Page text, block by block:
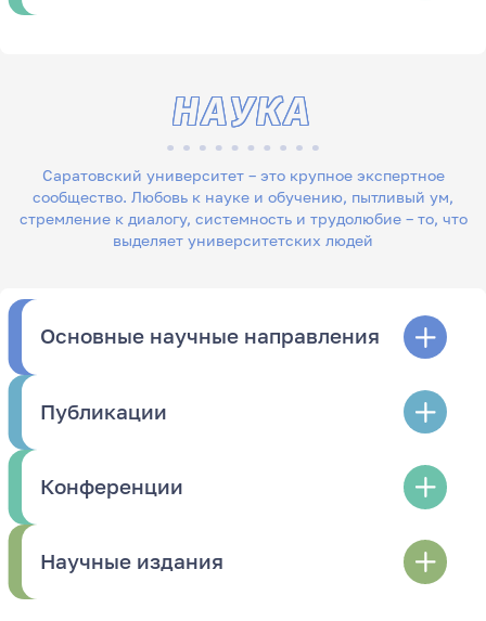
Саратовский университет – это крупное экспертное
сообщество. Любовь к науке и обучению, пытливый ум,
стремление к диалогу, системность и трудолюбие – то, что
выделяет университетских людей
НАУКА
Основные научные направления
Публикации
Конференции
Научные издания